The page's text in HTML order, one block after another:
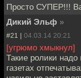
Просто СУПЕР!!!
Дикий Эльф »
#21 | 04.03.14 20:21
[угрюмо хмыкнул]
Такие ролики надо
газетах